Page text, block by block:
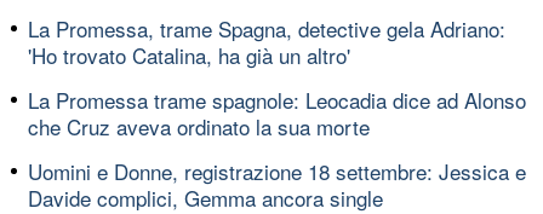
La Promessa, trame Spagna, detective gela Adriano:
'Ho trovato Catalina, ha già un altro'
La Promessa trame spagnole: Leocadia dice ad Alonso
che Cruz aveva ordinato la sua morte
Uomini e Donne, registrazione 18 settembre: Jessica e
Davide complici, Gemma ancora single